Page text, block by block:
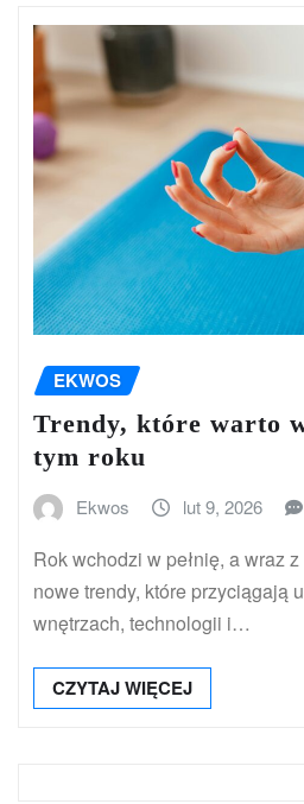
EKWOS
Trendy, które warto
tym roku
Ekwos lut 9, 2026
Rok wchodzi w pełnię, a wraz
nowe trendy, które przyciągają
wnętrzach, technologii i…
CZYTAJ WIĘCEJ